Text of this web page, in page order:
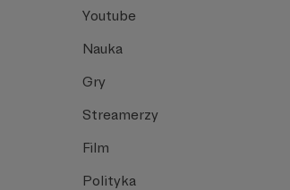
Youtube
Nauka
Gry
Streamerzy
Film
Polityka